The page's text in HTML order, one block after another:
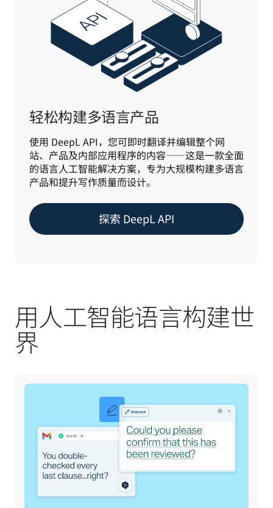
轻松构建多语言产品
使用 DeepL API，您可即时翻译并编辑整个网
站、产品及内部应用程序的内容——这是一款全面
的语言人工智能解决方案，专为大规模构建多语言
产品和提升写作质量而设计。
探索 DeepL API
用人工智能语言构建世
界